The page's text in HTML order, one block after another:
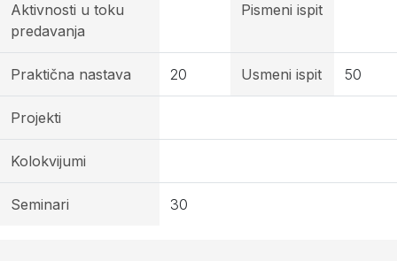
Aktivnosti u toku
predavanja
Pismeni ispit
Praktična nastava 20 Usmeni ispit 50
Projekti
Kolokvijumi
Seminari 30